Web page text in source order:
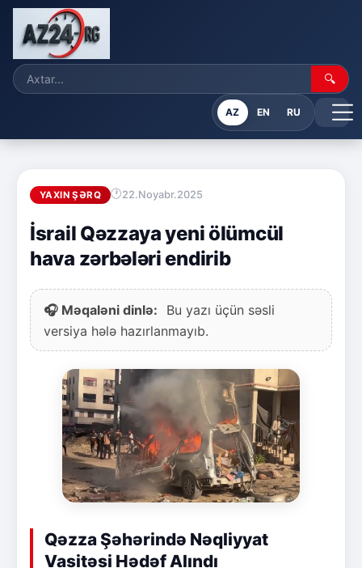
🔍
AZ EN RU
YAXIN ŞƏRQ 22.Noyabr.2025
İsrail Qəzzaya yeni ölümcül
hava zərbələri endirib
🎧 Məqaləni dinlə:
Bu yazı üçün səsli
versiya hələ hazırlanmayıb.
Qəzza Şəhərində Nəqliyyat
Vasitəsi Hədəf Alındı